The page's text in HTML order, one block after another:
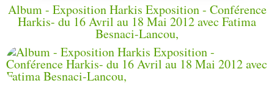
Album - Exposition Harkis Exposition - Conférence
Harkis- du 16 Avril au 18 Mai 2012 avec Fatima
Besnaci-Lancou,